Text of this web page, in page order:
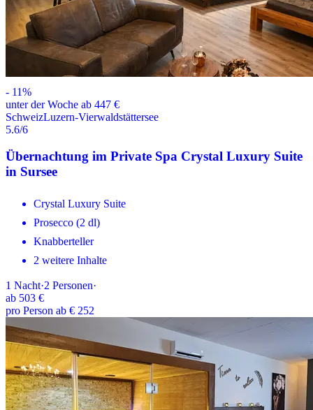
- 11%
unter der Woche ab 447 €
SchweizLuzern-Vierwaldstättersee
5.6/6
Übernachtung im Private Spa Crystal Luxury Suite
in Sursee
Crystal Luxury Suite
Prosecco (2 dl)
Knabberteller
2 weitere Inhalte
1 Nacht·2 Personen·
ab 503 €
pro Person ab € 252